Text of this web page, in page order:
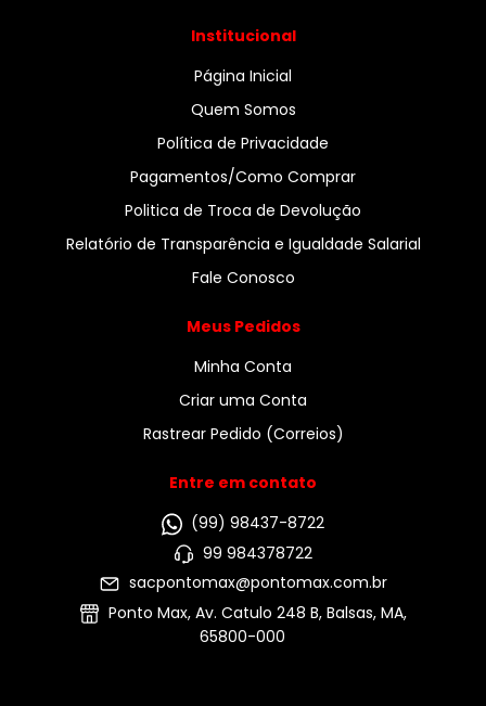
Institucional
Página Inicial
Quem Somos
Política de Privacidade
Pagamentos/Como Comprar
Politica de Troca de Devolução
Relatório de Transparência e Igualdade Salarial
Fale Conosco
Meus Pedidos
Minha Conta
Criar uma Conta
Rastrear Pedido (Correios)
Entre em contato
(99) 98437-8722
99 984378722
sacpontomax@pontomax.com.br
Ponto Max, Av. Catulo 248 B, Balsas, MA,
65800-000